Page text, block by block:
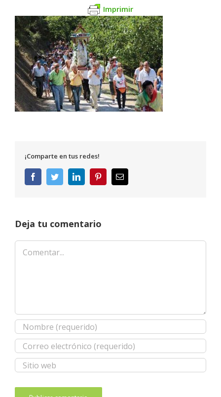
Imprimir
¡Comparte en tus redes!
FacebookTwitterLinkedInPinterestCorreo
electrónico
Deja tu comentario
Comentar